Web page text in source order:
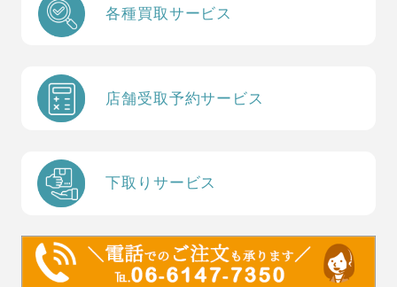
各種買取サービス
店舗受取予約サービス
下取りサービス